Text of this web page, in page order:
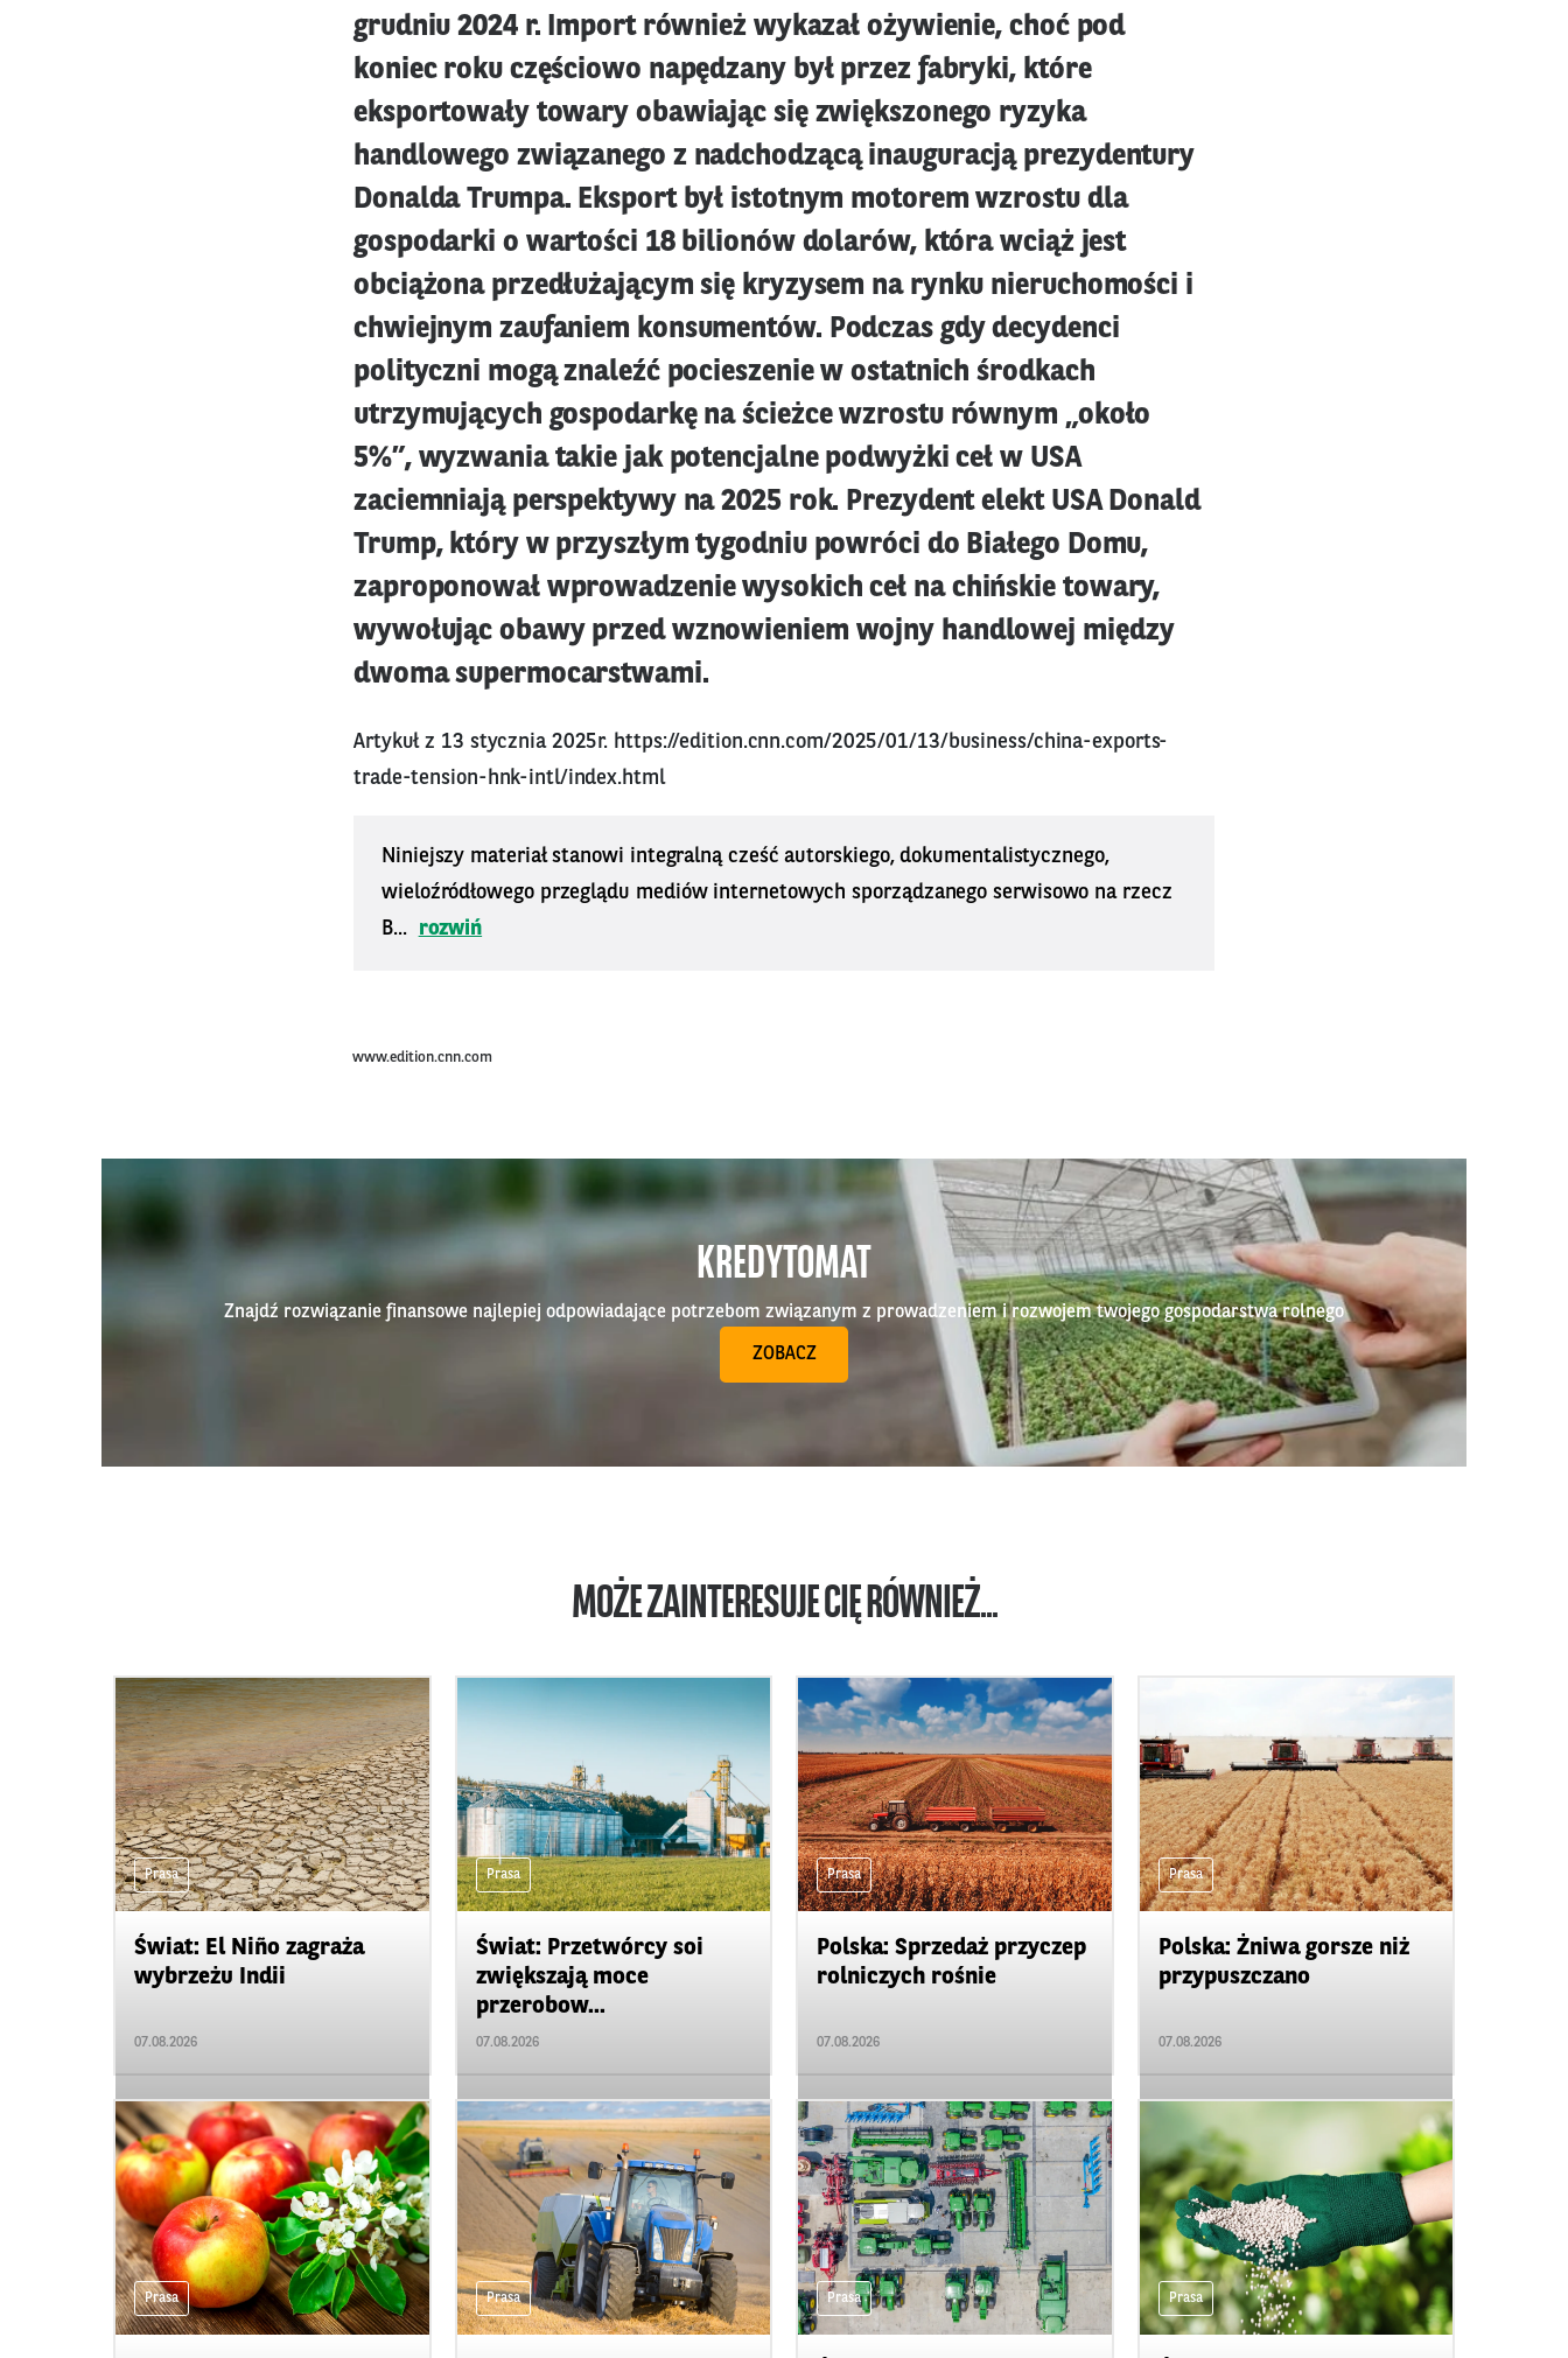
grudniu 2024 r. Import również wykazał ożywienie, choć pod
koniec roku częściowo napędzany był przez fabryki, które
eksportowały towary obawiając się zwiększonego ryzyka
handlowego związanego z nadchodzącą inauguracją prezydentury
Donalda Trumpa. Eksport był istotnym motorem wzrostu dla
gospodarki o wartości 18 bilionów dolarów, która wciąż jest
obciążona przedłużającym się kryzysem na rynku nieruchomości i
chwiejnym zaufaniem konsumentów. Podczas gdy decydenci
polityczni mogą znaleźć pocieszenie w ostatnich środkach
utrzymujących gospodarkę na ścieżce wzrostu równym „około
5%”, wyzwania takie jak potencjalne podwyżki ceł w USA
zaciemniają perspektywy na 2025 rok. Prezydent elekt USA Donald
Trump, który w przyszłym tygodniu powróci do Białego Domu,
zaproponował wprowadzenie wysokich ceł na chińskie towary,
wywołując obawy przed wznowieniem wojny handlowej między
dwoma supermocarstwami.
Artykuł z 13 stycznia 2025r. https://edition.cnn.com/2025/01/13/business/china-exports-
trade-tension-hnk-intl/index.html
Niniejszy materiał stanowi integralną cześć autorskiego, dokumentalistycznego,
wieloźródłowego przeglądu mediów internetowych sporządzanego serwisowo na rzecz
B...
rozwiń
www.edition.cnn.com
KREDYTOMAT
Znajdź rozwiązanie finansowe najlepiej odpowiadające potrzebom związanym z prowadzeniem i rozwojem twojego gospodarstwa rolnego
ZOBACZ
MOŻE ZAINTERESUJE CIĘ RÓWNIEŻ...
Prasa
Świat: El Niño zagraża
wybrzeżu Indii
07.08.2026
Prasa
Świat: Przetwórcy soi
zwiększają moce
przerobow...
07.08.2026
Prasa
Polska: Sprzedaż przyczep
rolniczych rośnie
07.08.2026
Prasa
Polska: Żniwa gorsze niż
przypuszczano
07.08.2026
Prasa Prasa Prasa Prasa